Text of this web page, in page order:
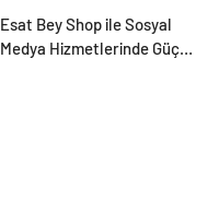
Esat Bey Shop ile Sosyal
Medya Hizmetlerinde Güçlü